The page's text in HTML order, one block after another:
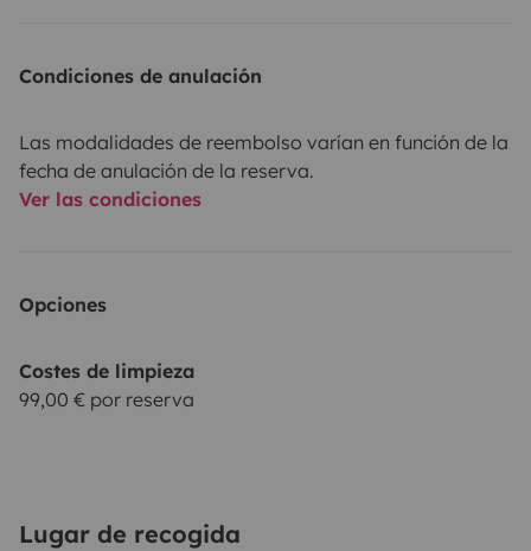
Condiciones de anulación
Las modalidades de reembolso varían en función de la
fecha de anulación de la reserva.
Ver las condiciones
Opciones
Costes de limpieza
99,00 € por reserva
Lugar de recogida